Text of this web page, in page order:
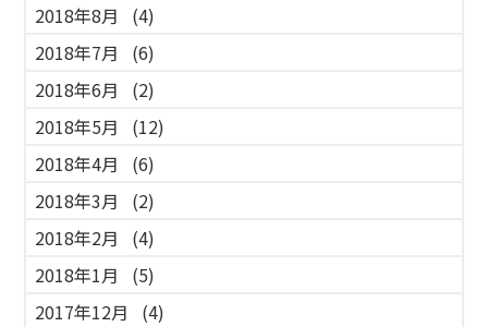
2018年8月
(4)
2018年7月
(6)
2018年6月
(2)
2018年5月
(12)
2018年4月
(6)
2018年3月
(2)
2018年2月
(4)
2018年1月
(5)
2017年12月
(4)